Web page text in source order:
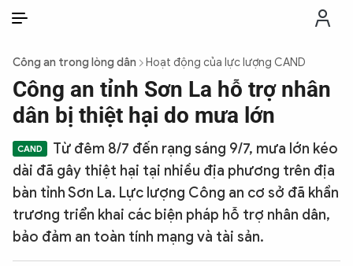
THỜI SỰ
CHỐNG DIỄN BIẾN HÒA BÌNH
CÔNG AN TRONG LÒNG DÂN
Công an trong lòng dân Hoạt động của lực lượng CAND
Công an tỉnh Sơn La hỗ trợ nhân
dân bị thiệt hại do mưa lớn
Từ đêm 8/7 đến rạng sáng 9/7, mưa lớn kéo
dài đã gây thiệt hại tại nhiều địa phương trên địa
bàn tỉnh Sơn La. Lực lượng Công an cơ sở đã khẩn
trương triển khai các biện pháp hỗ trợ nhân dân,
bảo đảm an toàn tính mạng và tài sản.